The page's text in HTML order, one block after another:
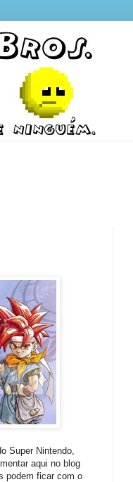
Super Nintendo,
aqui no blog
podem ficar com o